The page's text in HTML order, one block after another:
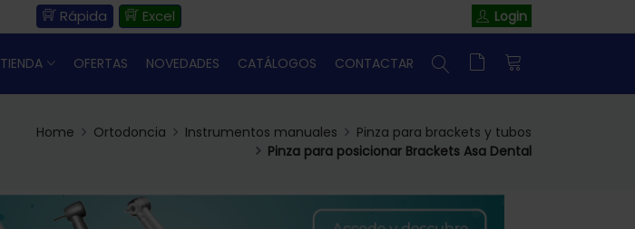
Rápida Excel Login
TIENDA OFERTAS NOVEDADES CATÁLOGOS CONTACTAR
Home Ortodoncia Instrumentos manuales
Pinza para brackets y tubos
Pinza para posicionar Brackets Asa Dental